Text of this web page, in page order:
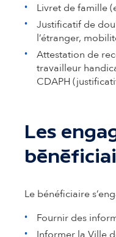
Livret de famille
Justificatif de
l’étranger,
Attestation de
travailleur
CDAPH
Les
Le bénéficiaire
Fournir des
Informer la Ville